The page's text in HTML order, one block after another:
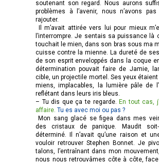
soutenant son regard. Nous aurons
problèmes à l’avenir, nous n’avons pas
rajouter.
Il m’avait attirée vers lui pour mieux
l’interrompre. Je sentais sa puissance là
touchait le mien, dans son bras sous ma
cuisse contre la mienne. La dureté de
de son esprit enveloppés dans la coque
détermination pouvait faire de Jamie,
cible, un projectile mortel. Ses yeux
miens, implacables, la lumière pâle de
reflétant dans leurs iris bleus.
– Tu dis que ça te regarde.En tout cas,
affaire. Tu es avec moi ou pas ?
Mon sang glacé se figea dans mes
des cristaux de panique. Maudit
déterminé. Il n’avait qu’une raison et
vouloir retrouver Stephen Bonnet. Je
talons, l’entraînant dans mon
nous nous retrouvâmes côte à côte, face